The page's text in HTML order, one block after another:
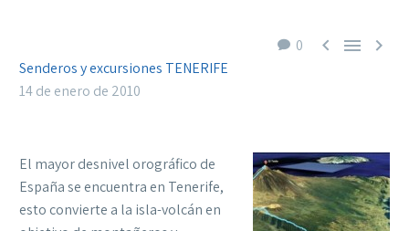
0   
Senderos y excursiones TENERIFE
14 de enero de 2010
El mayor desnivel orográfico de
España se encuentra en Tenerife,
esto convierte a la isla-volcán en